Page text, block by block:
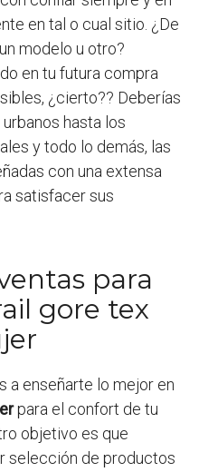
en tal o cual sitio. ¿De
modelo u otro?
en tu futura compra
¿cierto?? Deberías
hasta los
y todo lo demás, las
con una extensa
satisfacer sus
para
gore tex
a enseñarte lo mejor en
para el confort de tu
objetivo es que
selección de productos